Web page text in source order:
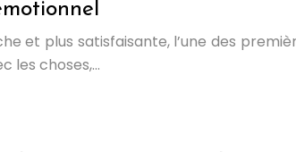
et plus satisfaisante, l’une des
les choses,…